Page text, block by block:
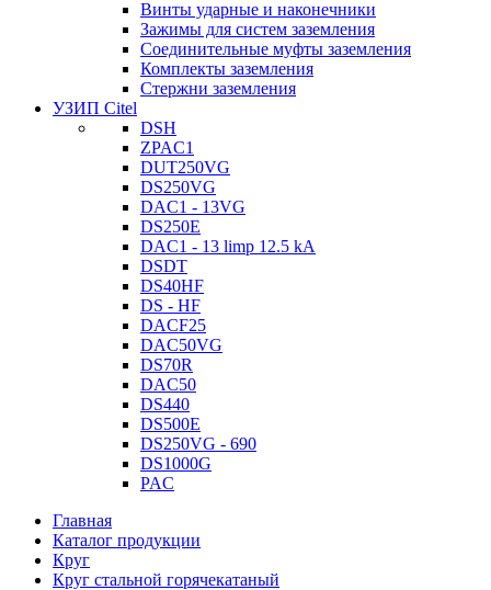
Винты ударные и наконечники
Зажимы для систем заземления
Соединительные муфты заземления
Комплекты заземления
Стержни заземления
УЗИП Citel
DSH
ZPAC1
DUT250VG
DS250VG
DAC1 - 13VG
DS250E
DAC1 - 13 limp 12.5 kA
DSDT
DS40HF
DS - HF
DACF25
DAC50VG
DS70R
DAC50
DS440
DS500E
DS250VG - 690
DS1000G
PAC
Главная
Каталог продукции
Круг
Круг стальной горячекатаный